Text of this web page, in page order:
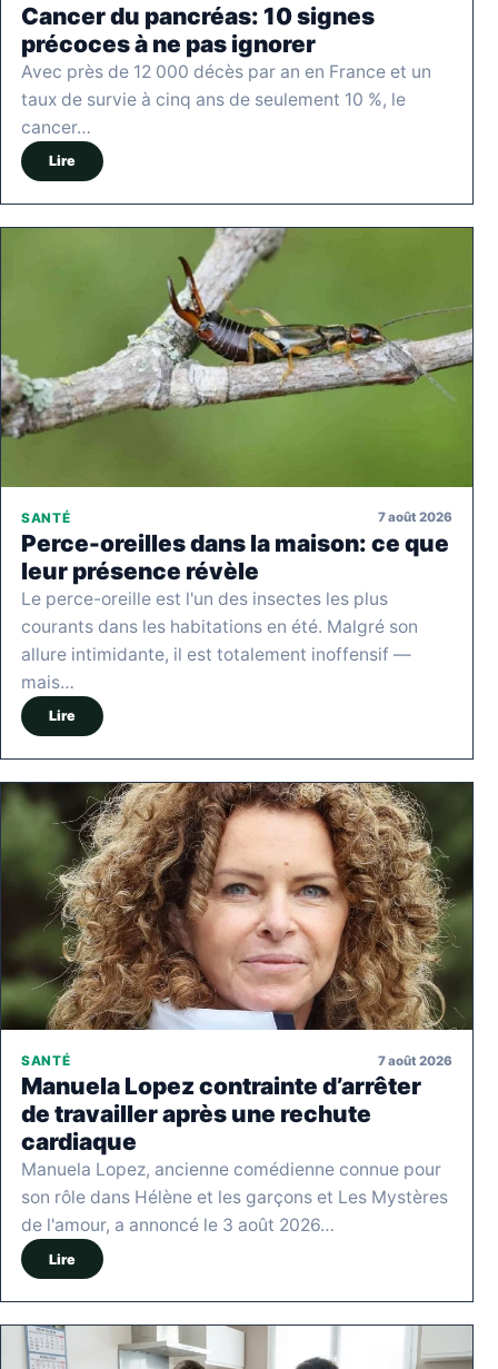
Cancer du pancréas: 10 signes
précoces à ne pas ignorer
Avec près de 12 000 décès par an en France et un
taux de survie à cinq ans de seulement 10 %, le
cancer…
Lire
SANTÉ 7 août 2026
Perce-oreilles dans la maison: ce que
leur présence révèle
Le perce-oreille est l'un des insectes les plus
courants dans les habitations en été. Malgré son
allure intimidante, il est totalement inoffensif —
mais…
Lire
SANTÉ 7 août 2026
Manuela Lopez contrainte d’arrêter
de travailler après une rechute
cardiaque
Manuela Lopez, ancienne comédienne connue pour
son rôle dans Hélène et les garçons et Les Mystères
de l'amour, a annoncé le 3 août 2026…
Lire